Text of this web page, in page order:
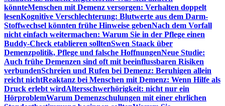
könnteMenschen mit Demenz versorgen: Verhalten doppelt
lesenKognitive Verschlechterung: Blutwerte aus dem Darm-
Stoffwechsel könnten frühe Hinweise gebenNach dem Vorfall
nicht einfach weitermachen: Warum Sie in der Pflege einen
Buddy-Check etablieren solltenSwen Staack über
Demenzpolitik, Pflege und falsche HoffnungenNeue Studie:
Auch frühe Demenzen sind oft mit beeinflussbaren Risiken
verbundenSchreien und Rufen bei Demenz: Beruhigen allein
reicht nichtReaktanz bei Menschen mit Demenz: Wenn Hilfe als
Druck erlebt wirdAltersschwerhörigkeit: nicht nur ein
HörproblemWarum Demenzschulungen mit einer ehrlichen